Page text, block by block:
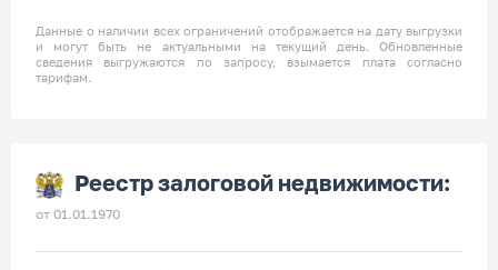
Данные о наличии всех ограничений отображается на дату выгрузки
и могут быть не актуальными на текущий день. Обновленные
сведения выгружаются по запросу, взымается плата согласно
тарифам.
Реестр залоговой недвижимости:
от 01.01.1970